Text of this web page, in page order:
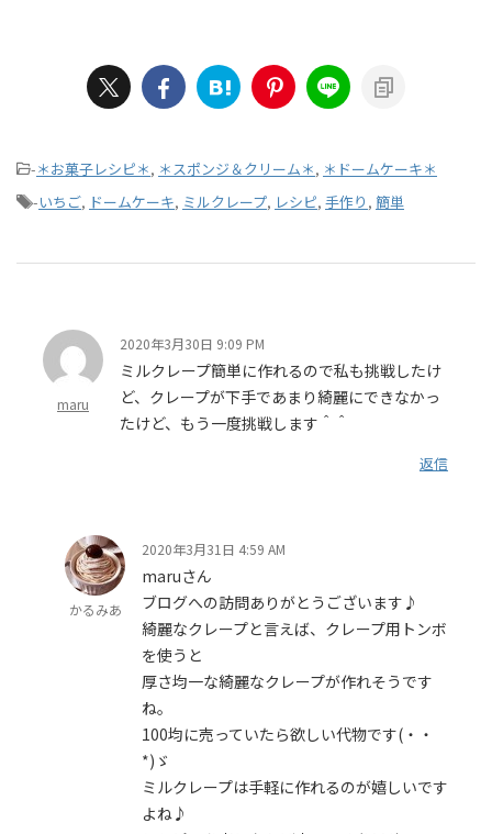
-＊お菓子レシピ＊, ＊スポンジ＆クリーム＊, ＊ドームケーキ＊
-いちご, ドームケーキ, ミルクレープ, レシピ, 手作り , 簡単
maru
2020年3月30日 9:09 PM
ミルクレープ簡単に作れるので私も挑戦したけ
ど、クレープが下手であまり綺麗にできなかっ
たけど、もう一度挑戦します＾＾
返信
かるみあ
2020年3月31日 4:59 AM
maruさん
ブログへの訪問ありがとうございます♪
綺麗なクレープと言えば、クレープ用トンボ
を使うと
厚さ均一な綺麗なクレープが作れそうです
ね。
100均に売っていたら欲しい代物です(・・
*)ゞ
ミルクレープは手軽に作れるのが嬉しいです
よね♪